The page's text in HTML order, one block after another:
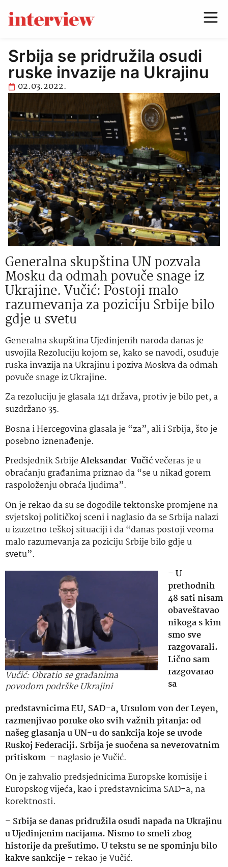
Srbija se pridružila osudi
ruske invazije na Ukrajinu
02.03.2022.
Generalna skupština UN pozvala
Mosku da odmah povuče snage iz
Ukrajine. Vučić: Postoji malo
razumevanja za poziciju Srbije bilo
gdje u svetu
Generalna skupština Ujedinjenih naroda danas je
usvojila Rezoluciju kojom se, kako se navodi, osuđuje
ruska invazija na Ukrajinu i poziva Moskva da odmah
povuče snage iz Ukrajine.
Za rezoluciju je glasala 141 država, protiv je bilo pet, a
suzdržano 35.
Bosna i Hercegovina glasala je “za”, ali i Srbija, što je
posebno iznenađenje.
Predsjednik SrbijeAleksandar Vučićvečeras je u
obraćanju građanima priznao da “se u nikad gorem
raspoloženju obraća ljudima”.
On je rekao da su se dogodile tektonske promjene na
svjetskoj političkoj sceni i naglasio da se Srbija nalazi
u izuzetno teškoj situaciji i da “danas postoji veoma
malo razumevanja za poziciju Srbije bilo gdje u
svetu”.
Vučić: Obratio se građanima
povodom podrške Ukrajini
–U
prethodnih
48 sati nisam
obaveštavao
nikoga s kim
smo sve
razgovarali.
Lično sam
razgovarao
sa
predstavnicima EU, SAD-a, Ursulom von der Leyen,
razmenjivao poruke oko svih važnih pitanja: od
našeg glasanja u UN-u do sankcija koje se uvode
Ruskoj Federaciji. Srbija je suočena sa neverovatnim
pritiskom – naglasio je Vučić.
On je zahvalio predsjednicima Europske komisije i
Europskog vijeća, kao i predstavnicima SAD-a, na
korektnosti.
– Srbija se danas pridružila osudi napada na Ukrajinu
u Ujedinjenim nacijama. Nismo to smeli zbog
historije da prešutimo. U tekstu se ne spominju bilo
kakve sankcije– rekao je Vučić.